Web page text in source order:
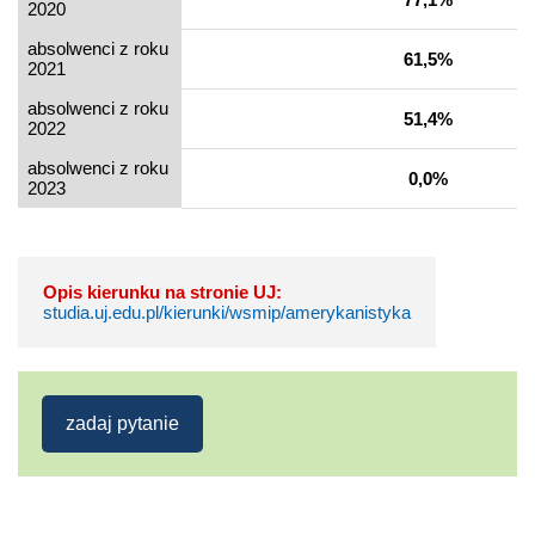
2020
absolwenci z roku
2021
61,5%
absolwenci z roku
2022
51,4%
absolwenci z roku
2023
0,0%
Opis kierunku na stronie UJ:
studia.uj.edu.pl/kierunki/wsmip/amerykanistyka
zadaj pytanie